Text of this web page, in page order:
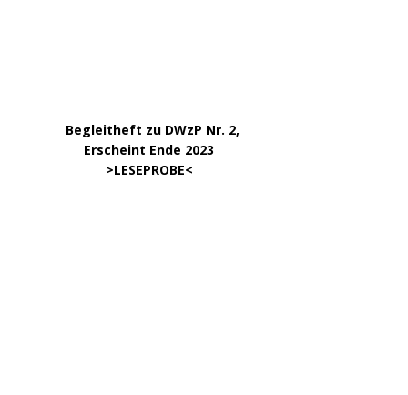
Begleitheft zu DWzP Nr. 2,
Erscheint Ende 2023
>LESEPROBE<